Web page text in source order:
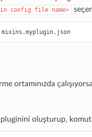
config file name>
--mixin mixins.myplugin.json
ortamınızda
oluşturup, komut